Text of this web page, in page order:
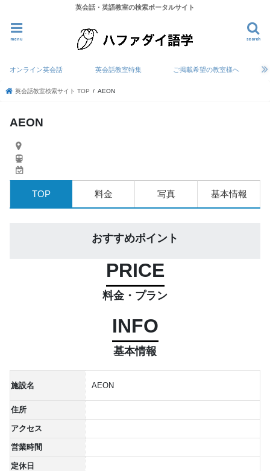
英会話・英語教室の検索ポータルサイト
search
menu
オンライン英会話 英会話教室特集 ご掲載希望の教室様へ
英会話教室検索サイト TOP AEON
AEON
TOP 料金 写真 基本情報
おすすめポイント
PRICE
料金・プラン
INFO
基本情報
施設名 AEON
住所
アクセス
営業時間
定休日